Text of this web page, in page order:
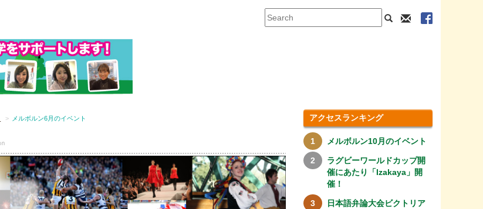
メルボルン6月のイベント アクセスランキング
メルボルン10月のイベント
ラグビーワールドカップ開
催にあたり「Izakaya」開
催！
日本語弁論大会ビクトリア